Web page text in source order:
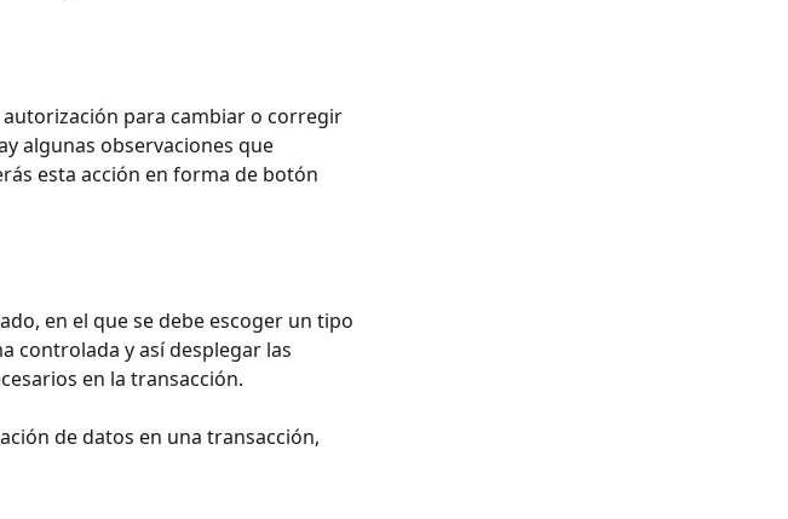
para cambiar o corregir
algunas observaciones que
esta acción en forma de botón
en el que se debe escoger un tipo
controlada y así desplegar las
en la transacción.
de datos en una transacción,